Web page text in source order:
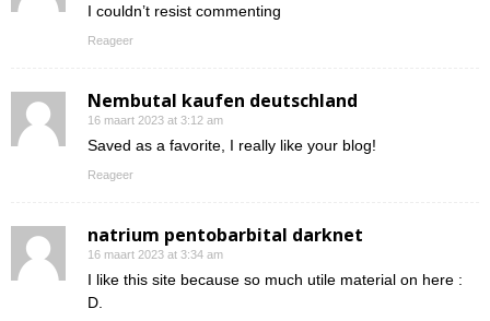
I couldn’t resist commenting
Reageer
Nembutal kaufen deutschland
16 maart 2023 at 3:12 am
Saved as a favorite, I really like your blog!
Reageer
natrium pentobarbital darknet
16 maart 2023 at 3:34 am
I like this site because so much utile material on here :
D.